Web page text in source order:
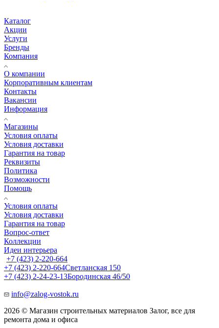
Каталог
Акции
Услуги
Бренды
Компания
О компании
Корпоративным клиентам
Контакты
Вакансии
Информация
Магазины
Условия оплаты
Условия доставки
Гарантия на товар
Реквизиты
Политика
Возможности
Помощь
Условия оплаты
Условия доставки
Гарантия на товар
Вопрос-ответ
Коллекции
Идеи интерьера
+7 (423) 2-220-664
+7 (423) 2-220-664Светланская 150
+7 (423) 2-24-23-13Бородинская 46/50
info@zalog-vostok.ru
2026 © Магазин строительных материалов Залог, все для
ремонта дома и офиса